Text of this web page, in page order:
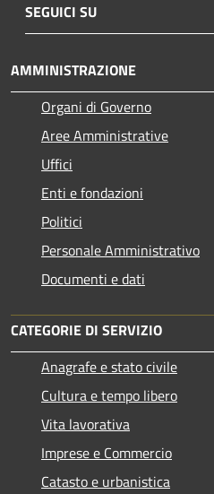
SEGUICI SU
AMMINISTRAZIONE
Organi di Governo
Aree Amministrative
Uffici
Enti e fondazioni
Politici
Personale Amministrativo
Documenti e dati
CATEGORIE DI SERVIZIO
Anagrafe e stato civile
Cultura e tempo libero
Vita lavorativa
Imprese e Commercio
Catasto e urbanistica